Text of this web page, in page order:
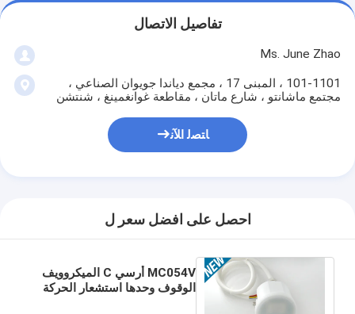
تفاصيل الاتصال
Ms. June Zhao
101-1101 ، المبنى 17 ، مجمع دياندا جويوان الصناعي ،
مجتمع ماشانتو ، شارع ماتان ، مقاطعة غوانغمينغ ، شنتشن
ﺎﺘﺼﻟ ﺍﻶﻧ
احصل على افضل سعر ل
MC054V أرسي C الميكروويف
الوقوف وحدها استشعار الحركة